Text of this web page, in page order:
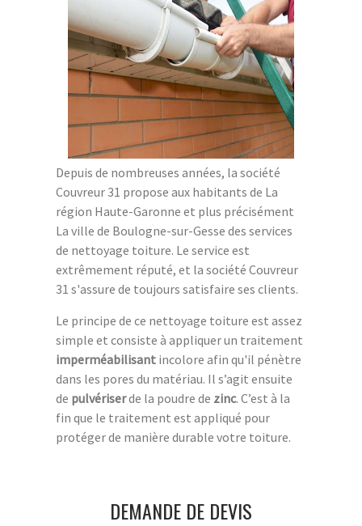
Depuis de nombreuses années, la société
Couvreur 31 propose aux habitants de La
région Haute-Garonne et plus précisément
La ville de Boulogne-sur-Gesse des services
de nettoyage toiture. Le service est
extrêmement réputé, et la société Couvreur
31 s'assure de toujours satisfaire ses clients.
Le principe de ce nettoyage toiture est assez
simple et consiste à appliquer un traitement
imperméabilisant incolore afin qu'il pénètre
dans les pores du matériau. Il s’agit ensuite
de pulvériserde la poudre de zinc. C’est à la
fin que le traitement est appliqué pour
protéger de manière durable votre toiture.
DEMANDE DE DEVIS